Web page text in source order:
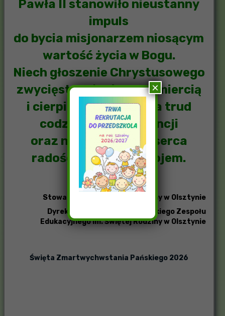
Pawła II stanowiło nieustanny
impuls
do bycia misjonarzem niosącym
wartość życia w Bogu.
Niech głoszenie Chrystusowego
zwycięstwa życia nad śmiercią
i cierpieniem rozjaśnia trud
codziennej egzystencji
oraz napełnia nasze serca
radością, wiarą i pokojem.
Stowarzyszenie Świętej Rodziny w Olsztynie
Dyrekcja i Pracownicy Katolickiego Zespołu
Edukacyjnego im. Świętej Rodziny w Olsztynie
Święta Zmartwychwstania Pańskiego 2026
×